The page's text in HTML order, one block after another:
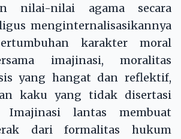
nilai-nilai agama secara
menginternalisasikannya
karakter moral
imajinasi, moralitas
yang hangat dan reflektif,
kaku yang tidak disertasi
Imajinasi lantas membuat
dari formalitas hukum